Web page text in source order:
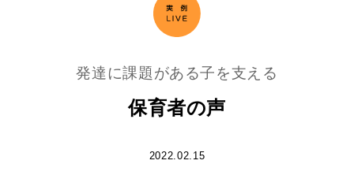
発達に課題がある子を支える
保育者の声
2022.02.15